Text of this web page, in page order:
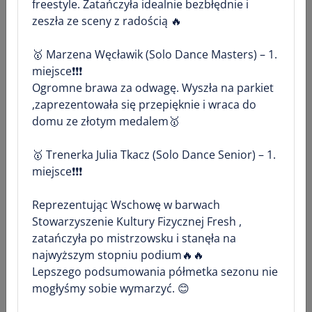
+4
😊 (0)
Adrianna Knieć
poniedziałek, 13 lipca o 00:21
W dniu 19.07.2026 o godz. 19.00 w sali
freestyle. Zatańczyła idealnie bezbłędnie i
zeszła ze sceny z radością 🔥
🥇 Marzena Węcławik (Solo Dance Masters) – 1.
miejsce❗❗❗
Ogromne brawa za odwagę. Wyszła na parkiet
,zaprezentowała się przepięknie i wraca do
domu ze złotym medalem🥇
​🥇 Trenerka Julia Tkacz (Solo Dance Senior) – 1.
miejsce❗❗❗
Reprezentując Wschowę w barwach
Stowarzyszenie Kultury Fizycznej Fresh ,
zatańczyła po mistrzowsku i stanęła na
najwyższym stopniu podium🔥🔥
​Lepszego podsumowania półmetka sezonu nie
mogłyśmy sobie wymarzyć. 😊